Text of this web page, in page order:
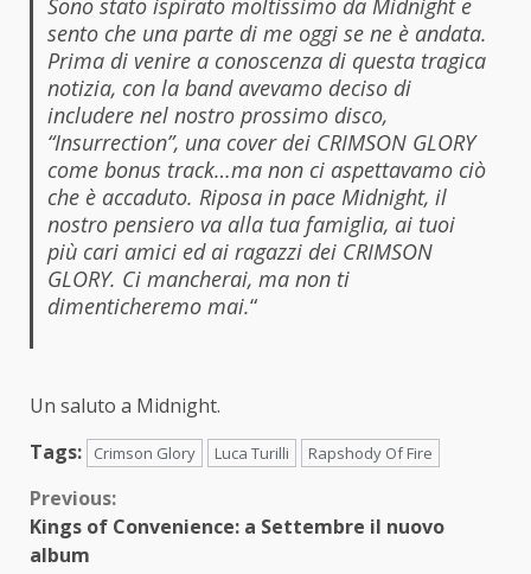
Sono stato ispirato moltissimo da Midnight e
sento che una parte di me oggi se ne è andata.
Prima di venire a conoscenza di questa tragica
notizia, con la band avevamo deciso di
includere nel nostro prossimo disco,
“Insurrection”, una cover dei CRIMSON GLORY
come bonus track…ma non ci aspettavamo ciò
che è accaduto. Riposa in pace Midnight, il
nostro pensiero va alla tua famiglia, ai tuoi
più cari amici ed ai ragazzi dei CRIMSON
GLORY. Ci mancherai, ma non ti
dimenticheremo mai.“
Un saluto a Midnight.
Tags:
Crimson Glory Luca Turilli Rapshody Of Fire
Continue
Reading
Previous:
Kings of Convenience: a Settembre il nuovo
album